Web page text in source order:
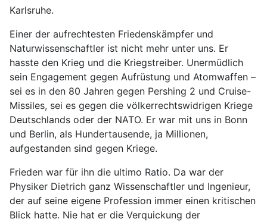
Karlsruhe.
Einer der aufrechtesten Friedenskämpfer und
Naturwissenschaftler ist nicht mehr unter uns. Er
hasste den Krieg und die Kriegstreiber. Unermüdlich
sein Engagement gegen Aufrüstung und Atomwaffen –
sei es in den 80 Jahren gegen Pershing 2 und Cruise-
Missiles, sei es gegen die völkerrechtswidrigen Kriege
Deutschlands oder der NATO. Er war mit uns in Bonn
und Berlin, als Hundertausende, ja Millionen,
aufgestanden sind gegen Kriege.
Frieden war für ihn die ultimo Ratio. Da war der
Physiker Dietrich ganz Wissenschaftler und Ingenieur,
der auf seine eigene Profession immer einen kritischen
Blick hatte. Nie hat er die Verquickung der